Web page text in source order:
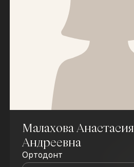
Малахова Анастасия
Андреевна
Ортодонт